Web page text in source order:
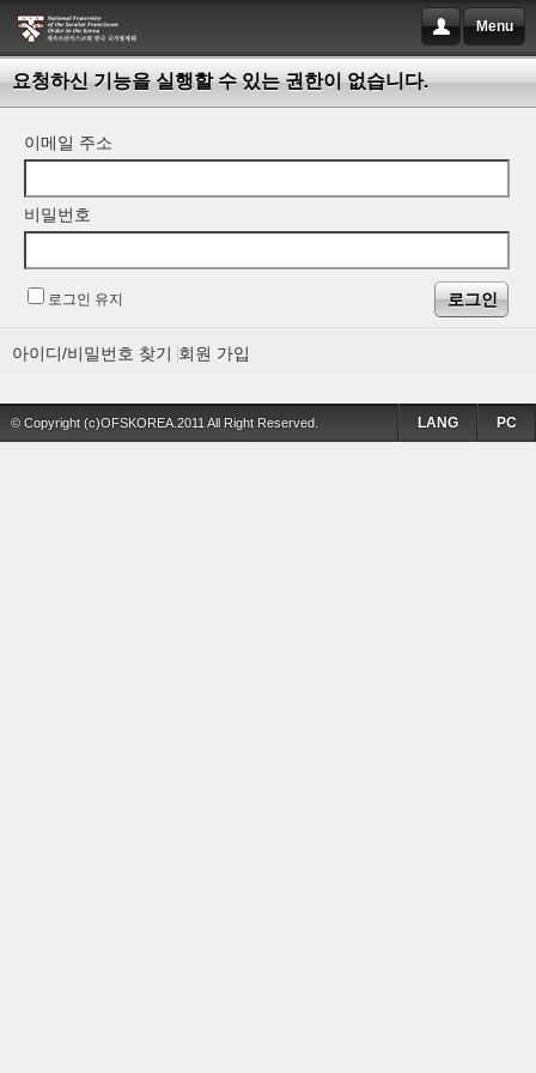
Menu
요청하신 기능을 실행할 수 있는 권한이 없습니다.
이메일 주소
비밀번호
로그인 유지
아이디/비밀번호 찾기 회원 가입
© Copyright (c)OFSKOREA.2011 All Right Reserved. PC
LANG